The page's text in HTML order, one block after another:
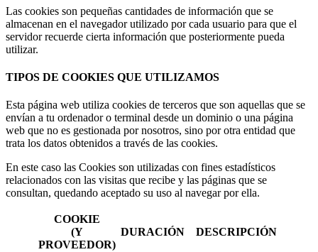
Las cookies son pequeñas cantidades de información que se
almacenan en el navegador utilizado por cada usuario para que el
servidor recuerde cierta información que posteriormente pueda
utilizar.
TIPOS DE COOKIES QUE UTILIZAMOS
Esta página web utiliza cookies de terceros que son aquellas que se
envían a tu ordenador o terminal desde un dominio o una página
web que no es gestionada por nosotros, sino por otra entidad que
trata los datos obtenidos a través de las cookies.
En este caso las Cookies son utilizadas con fines estadísticos
relacionados con las visitas que recibe y las páginas que se
consultan, quedando aceptado su uso al navegar por ella.
COOKIE
(Y
PROVEEDOR)
DURACIÓN DESCRIPCIÓN